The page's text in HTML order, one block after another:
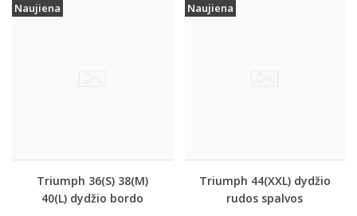
Naujiena
Triumph 36(S) 38(M)
40(L) dydžio bordo
Naujiena
Triumph 44(XXL) dydžio
rudos spalvos